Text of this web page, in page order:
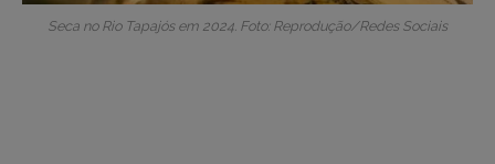
Seca no Rio Tapajós em 2024. Foto: Reprodução/Redes Sociais